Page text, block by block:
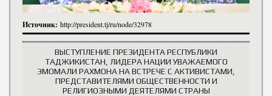
Источник: http://president.tj/ru/node/32978
ВЫСТУПЛЕНИЕ ПРЕЗИДЕНТА РЕСПУБЛИКИ
ТАДЖИКИСТАН, ЛИДЕРА НАЦИИ УВАЖАЕМОГО
ЭМОМАЛИ РАХМОНА НА ВСТРЕЧЕ С АКТИВИСТАМИ,
ПРЕДСТАВИТЕЛЯМИ ОБЩЕСТВЕННОСТИ И
РЕЛИГИОЗНЫМИ ДЕЯТЕЛЯМИ СТРАНЫ